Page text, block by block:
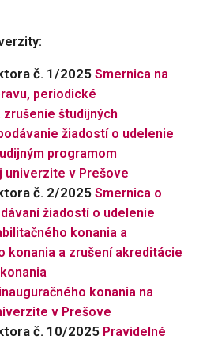
č. 1/2025 Smernica na
periodické
študijných
žiadostí o udelenie
programom
univerzite v Prešove
č. 2/2025 Smernica o
žiadostí o udelenie
konania a
konania a zrušení akreditácie
konania na
v Prešove
č. 10/2025 Pravidelné